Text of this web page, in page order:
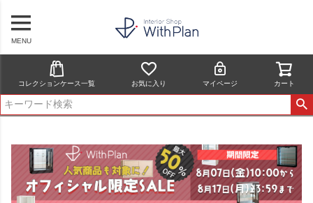
MENU
コレクションケース一覧 お気に入り マイページ カート